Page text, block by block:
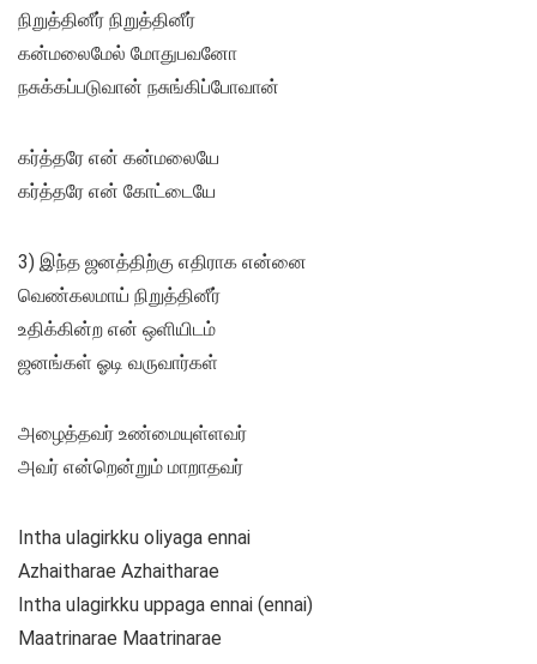
நிறுத்தினீர் நிறுத்தினீர்
கன்மலைமேல் மோதுபவனோ
நசுக்கப்படுவான் நசுங்கிப்போவான்
கர்த்தரே என் கன்மலையே
கர்த்தரே என் கோட்டையே
3) இந்த ஜனத்திற்கு எதிராக என்னை
வெண்கலமாய் நிறுத்தினீர்
உதிக்கின்ற என் ஒளியிடம்
ஜனங்கள் ஓடி வருவார்கள்
அழைத்தவர் உண்மையுள்ளவர்
அவர் என்றென்றும் மாறாதவர்
Intha ulagirkku oliyaga ennai
Azhaitharae Azhaitharae
Intha ulagirkku uppaga ennai (ennai)
Maatrinarae Maatrinarae